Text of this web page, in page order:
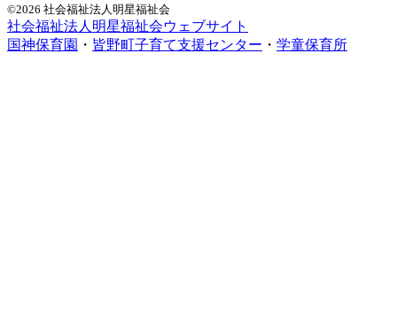
©2026 社会福祉法人明星福祉会
社会福祉法人明星福祉会ウェブサイト
国神保育園 ・ 皆野町子育て支援センター ・ 学童保育所